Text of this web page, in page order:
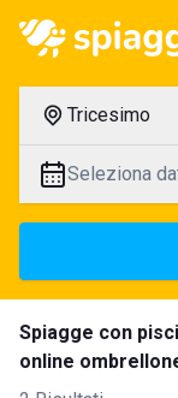
Tricesimo
Seleziona
Spiagge con
online